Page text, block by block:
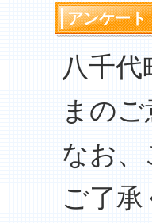
アンケート
八千
まの
なお
ご了承